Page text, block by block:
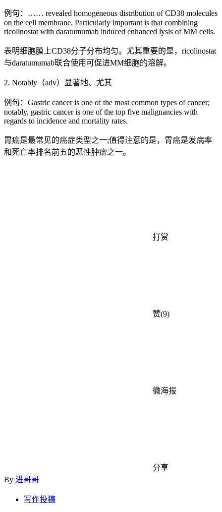
例句：…… revealed homogeneous distribution of CD38 molecules
on the cell membrane. Particularly important is that combining
ricolinostat with daratumumab induced enhanced lysis of MM cells.
表明细胞膜上CD38分子分布均匀。尤其重要的是，ricolinostat
与daratumumab联合使用可促进MM细胞的溶解。
2. Notably（adv）显著地、尤其
例句：Gastric cancer is one of the most common types of cancer;
notably, gastric cancer is one of the top five malignancies with
regards to incidence and mortality rates.
胃癌是最常见的癌症类型之一;值得注意的是，胃癌是发病率
和死亡率排名前五的恶性肿瘤之一。
打赏
赞(9)
微海报
分享
By 进哥哥
写作投稿